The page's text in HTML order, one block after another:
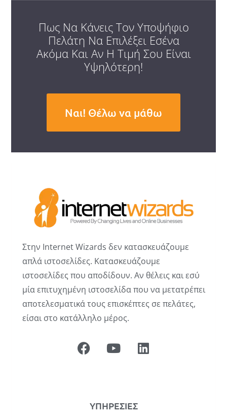
Πως Να Κάνεις Τον Υποψήφιο
Πελάτη Να Επιλέξει Εσένα
Ακόμα Και Αν Η Τιμή Σου Είναι
Υψηλότερη!
Ναι! Θέλω να μάθω
Στην Internet Wizards δεν κατασκευάζουμε
απλά ιστοσελίδες. Κατασκευάζουμε
ιστοσελίδες που αποδίδουν. Αν θέλεις και εσύ
μία επιτυχημένη ιστοσελίδα που να μετατρέπει
αποτελεσματικά τους επισκέπτες σε πελάτες,
είσαι στο κατάλληλο μέρος.
ΥΠΗΡΕΣΙΕΣ